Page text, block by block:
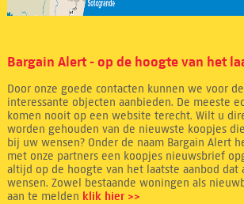
Bargain Alert - op de hoogte van het
Door onze goede contacten kunnen we voor
interessante objecten aanbieden. De meeste
komen nooit op een website terecht. Wilt u
worden gehouden van de nieuwste koopjes
bij uw wensen? Onder de naam Bargain Alert
met onze partners een koopjes nieuwsbrief
altijd op de hoogte van het laatste aanbod dat
wensen. Zowel bestaande woningen als
aan te melden klik hier >>